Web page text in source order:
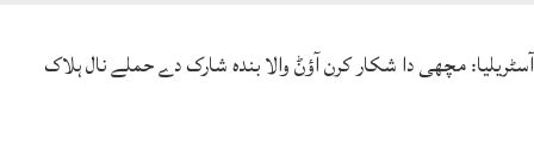
آسٹریلیا: مچھی دا شکار کرن آؤݨ والا بندہ شارک دے حملے نال ہلاک